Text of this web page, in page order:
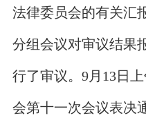
法律委员会的有关汇
分组会议对审议结果
行了审议。9月13日
会第十一次会议表决